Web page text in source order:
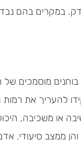
במקרים בהם
בוחנים מוסמכים
להעריך את
או משכיבה,
ממצב סיעודי.